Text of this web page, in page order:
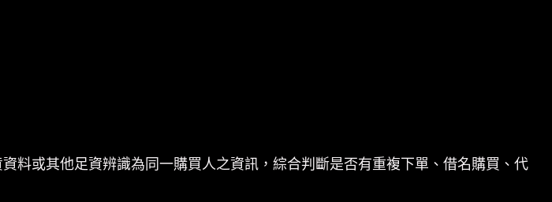
料或其他足資辨識為同一購買人之資訊，綜合判斷是否有重複下單、借名購買、代